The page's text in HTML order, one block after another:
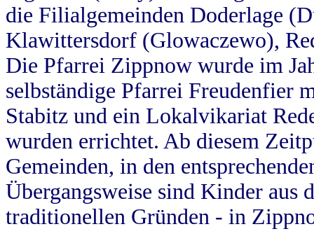
die Filialgemeinden Doderlage
Klawittersdorf (Glowaczewo),
Die Pfarrei Zippnow wurde im
selbständige Pfarrei Freudenfier
Stabitz und ein Lokalvikariat
wurden errichtet. Ab diesem
Gemeinden, in den
Übergangsweise sind Kinder aus
traditionellen Gründen - in